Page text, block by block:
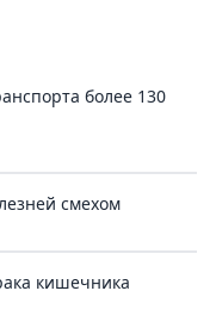
болee 130
смехом
кишечника